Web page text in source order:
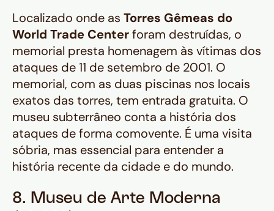
Localizado onde as Torres Gêmeas do
World Trade Centerforam destruídas, o
memorial presta homenagem às vítimas dos
ataques de 11 de setembro de 2001. O
memorial, com as duas piscinas nos locais
exatos das torres, tem entrada gratuita. O
museu subterrâneo conta a história dos
ataques de forma comovente. É uma visita
sóbria, mas essencial para entender a
história recente da cidade e do mundo.
8. Museu de Arte Moderna